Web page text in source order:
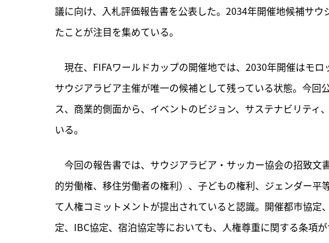
議に向け、入札評価報告書を公表した。2034年開催地候補サ
たことが注目を集めている。
現在、FIFAワールドカップの開催地では、2030年開催はモ
サウジアラビア主催が唯一の候補として残っている状態。今回
ス、商業的側面から、イベントのビジョン、サステナビリティ
いる。
今回の報告書では、サウジアラビア・サッカー協会の招致文
的労働権、移住労働者の権利）、子どもの権利、ジェンダー
て人権コミットメントが提出されていると認識。開催都市協
定、IBC協定、宿泊協定等においても、人権尊重に関する条項